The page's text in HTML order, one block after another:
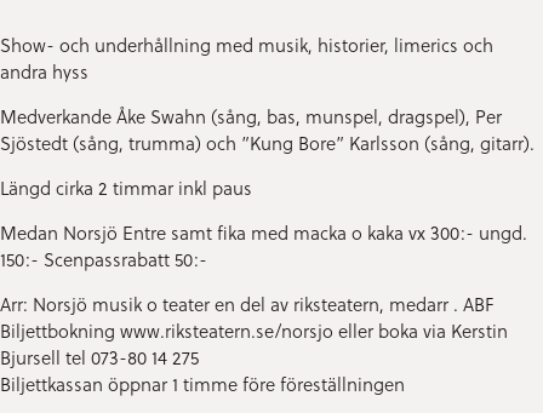
Show- och underhållning med musik, historier, limerics och
andra hyss
Medverkande Åke Swahn (sång, bas, munspel, dragspel), Per
Sjöstedt (sång, trumma) och ”Kung Bore” Karlsson (sång, gitarr).
Längd cirka 2 timmar inkl paus
Medan Norsjö Entre samt fika med macka o kaka vx 300:- ungd.
150:- Scenpassrabatt 50:-
Arr: Norsjö musik o teater en del av riksteatern, medarr . ABF
Biljettbokning www.riksteatern.se/norsjo eller boka via Kerstin
Bjursell tel 073-80 14 275
Biljettkassan öppnar 1 timme före föreställningen